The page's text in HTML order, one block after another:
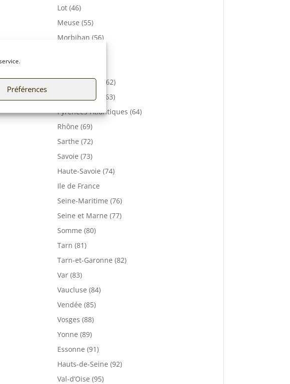
Préférences
Lot (46)
Meuse (55)
Morbihan (56)
Pas-de-Calais (62)
Puy De Dôme (63)
Pyrénées-Atlantiques (64)
Rhône (69)
Sarthe (72)
Savoie (73)
Haute-Savoie (74)
Ile de France
Seine-Maritime (76)
Seine et Marne (77)
Somme (80)
Tarn (81)
Tarn-et-Garonne (82)
Var (83)
Vaucluse (84)
Vendée (85)
Vosges (88)
Yonne (89)
Essonne (91)
Hauts-de-Seine (92)
Val-d’Oise (95)